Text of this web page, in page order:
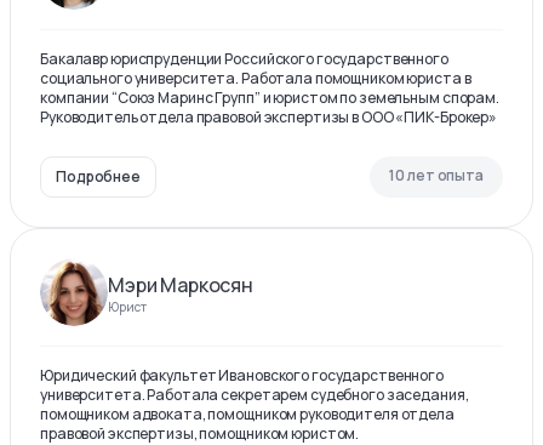
Бакалавр юриспруденции Российского государственного
социального университета. Работала помощником юриста в
компании “Союз Маринс Групп” и юристом по земельным спорам.
Руководитель отдела правовой экспертизы в ООО «ПИК-Брокер»
Подробнее 10 лет опыта
Мэри Маркосян
Юрист
Юридический факультет Ивановского государственного
университета. Работала секретарем судебного заседания,
помощником адвоката, помощником руководителя отдела
правовой экспертизы, помощником юристом.